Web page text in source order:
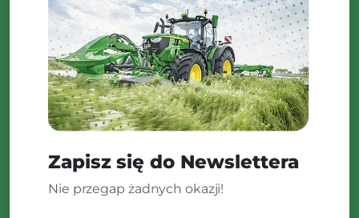
Zapisz się do Newslettera
Nie przegap żadnych okazji!